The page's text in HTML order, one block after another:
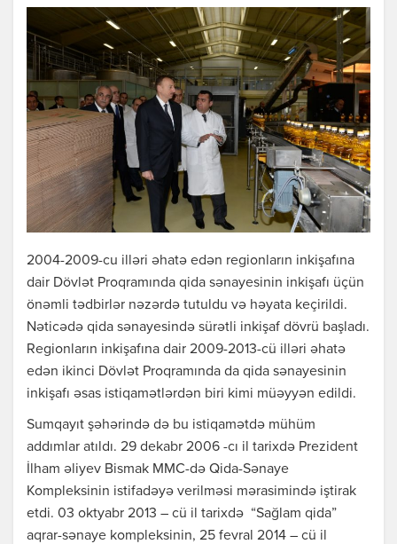
2004-2009-cu illəri əhatə edən regionların inkişafına
dair Dövlət Proqramında qida sənayesinin inkişafı üçün
önəmli tədbirlər nəzərdə tutuldu və həyata keçirildi.
Nəticədə qida sənayesində sürətli inkişaf dövrü başladı.
Regionların inkişafına dair 2009-2013-cü illəri əhatə
edən ikinci Dövlət Proqramında da qida sənayesinin
inkişafı əsas istiqamətlərdən biri kimi müəyyən edildi.
Sumqayıt şəhərində də bu istiqamətdə mühüm
addımlar atıldı. 29 dekabr 2006 -cı il tarixdə Prezident
İlham əliyev Bismak MMC-də Qida-Sənaye
Kompleksinin istifadəyə verilməsi mərasimində iştirak
etdi. 03 oktyabr 2013 – cü il tarixdə “Sağlam qida”
aqrar-sənaye kompleksinin, 25 fevral 2014 – cü il